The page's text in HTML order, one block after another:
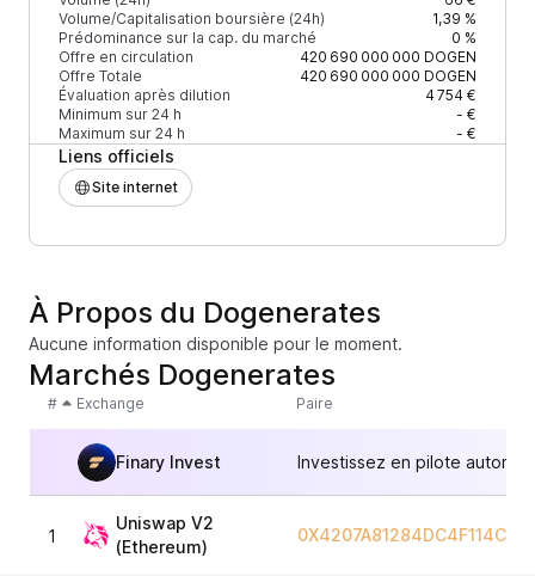
Volume/Capitalisation boursière (24h)
1,39 %
Prédominance sur la cap. du marché
0 %
Offre en circulation
420 690 000 000 DOGEN
Offre Totale
420 690 000 000 DOGEN
Évaluation après dilution
4 754 €
Minimum sur 24 h
- €
Maximum sur 24 h
- €
Liens officiels
Site internet
À Propos du Dogenerates
Aucune information disponible pour le moment.
Marchés Dogenerates
# Exchange Paire
Finary Invest Investissez en pilote
1
Uniswap V2
(Ethereum)